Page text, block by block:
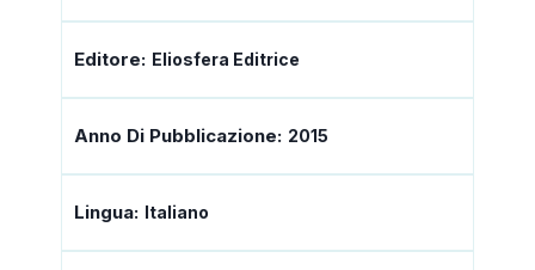
Editore: Eliosfera Editrice
Anno Di Pubblicazione: 2015
Lingua: Italiano